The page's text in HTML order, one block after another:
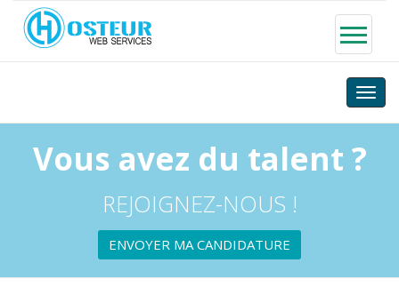
Toggle
Vous avez du talent ?
REJOIGNEZ-NOUS !
ENVOYER MA CANDIDATURE